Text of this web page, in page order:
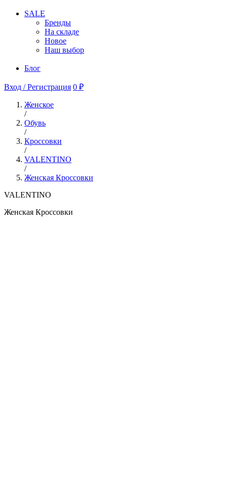
SALE
Бренды
На складе
Новое
Наш выбор
Блог
Вход / Регистрация 0 ₽
Женское
/
Обувь
/
Кроссовки
/
VALENTINO
/
Женская Кроссовки
VALENTINO
Женская Кроссовки